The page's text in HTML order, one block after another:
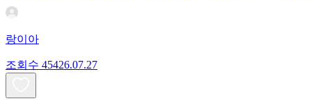
랑이아
조회수 45426.07.27